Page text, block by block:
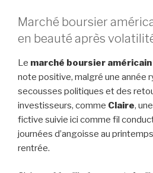
Marché boursier
en beauté après
Le marché boursier américain
note positive, malgré une année
secousses politiques et des
investisseurs, comme Claire,
fictive suivie ici comme fil
journées d’angoisse au
rentrée.